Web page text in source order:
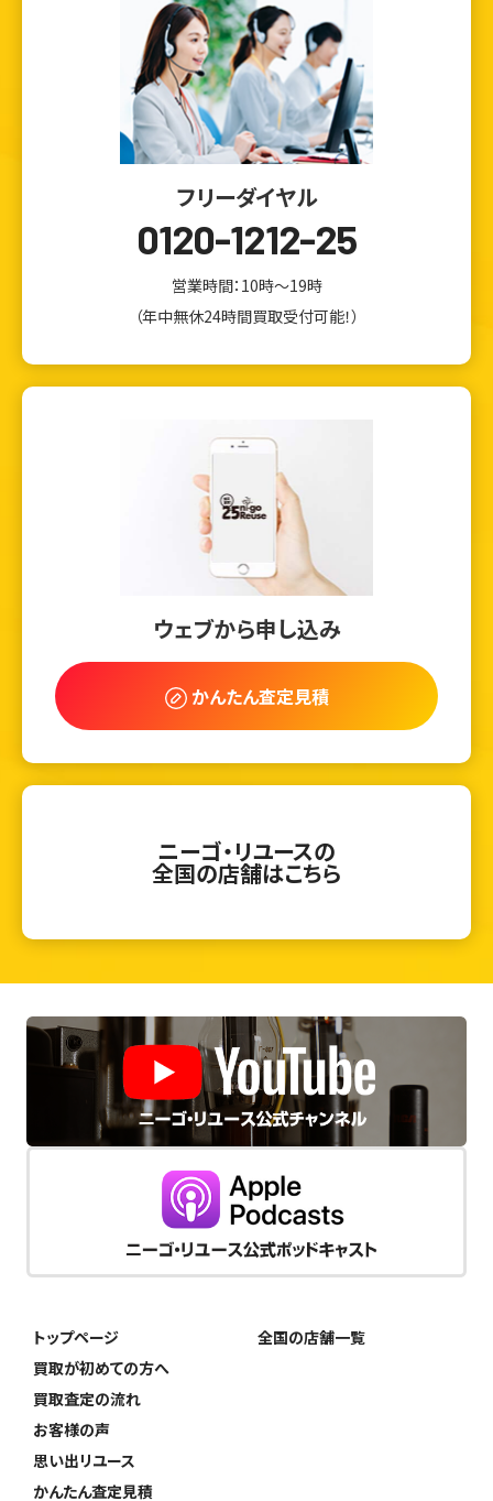
フリーダイヤル
0120-1212-25
営業時間：10時～19時
（年中無休24時間買取受付可能！）
ウェブから申し込み
かんたん査定見積
ニーゴ・リユースの
全国の店舗はこちら
トップページ
買取が初めての方へ
買取査定の流れ
お客様の声
思い出リユース
かんたん査定見積
全国の店舗一覧